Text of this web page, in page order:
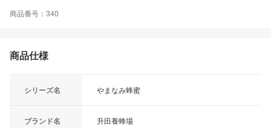
商品番号：340
商品仕様
シリーズ名 やまなみ蜂蜜
ブランド名 升田養蜂場